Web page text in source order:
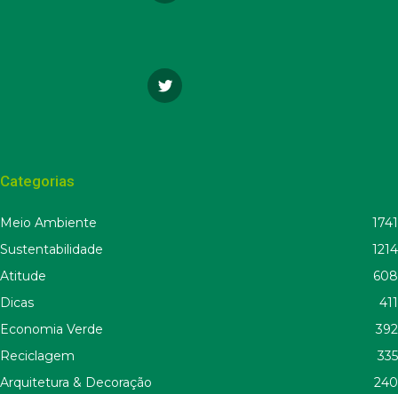
Categorias
Meio Ambiente
1741
Sustentabilidade
1214
Atitude
608
Dicas
411
Economia Verde
392
Reciclagem
335
Arquitetura & Decoração
240